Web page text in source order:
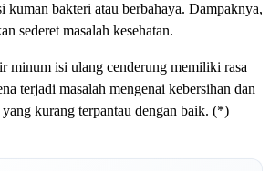
kuman bakteri atau berbahaya. Dampaknya,
sederet masalah kesehatan.
minum isi ulang cenderung memiliki rasa
terjadi masalah mengenai kebersihan dan
kurang terpantau dengan baik. (*)